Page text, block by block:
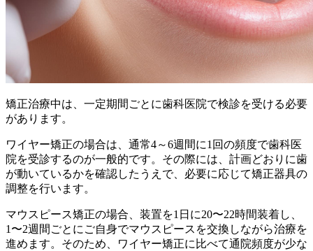
矯正治療中は、一定期間ごとに歯科医院で検診を受ける必要
があります。
ワイヤー矯正の場合は、通常4～6週間に1回の頻度で歯科医
院を受診するのが一般的です。その際には、計画どおりに歯
が動いているかを確認したうえで、必要に応じて矯正器具の
調整を行います。
マウスピース矯正の場合、装置を1日に20〜22時間装着し、
1〜2週間ごとにご自身でマウスピースを交換しながら治療を
進めます。そのため、ワイヤー矯正に比べて通院頻度が少な